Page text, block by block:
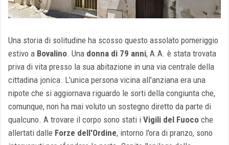
Una storia di solitudine ha scosso questo assolato pomeriggio
estivo a Bovalino. Una donna di 79 anni, A.A. è stata trovata
priva di vita presso la sua abitazione in una via centrale della
cittadina jonica. L'unica persona vicina all'anziana era una
nipote che si aggiornava riguardo le sorti della congiunta che,
comunque, non ha mai voluto un sostegno diretto da parte di
qualcuno. A trovare il corpo sono stati i Vigili del Fuoco che
allertati dalle Forze dell'Ordine, intorno l'ora di pranzo, sono